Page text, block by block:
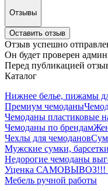
Отзывы
Оставить отзыв
Отзыв успешно
Он будет проверен
Перед публикацией
Каталог
Нижнее белье, пижамы
Премиум чемоданы
Чемоданы пластиковые
Чемоданы по брендам
Чехлы для чемоданов
Мужские сумки, барсетки
Недорогие чемоданы
Уценка САМОВЫВОЗ!!!
Мебель ручной работы